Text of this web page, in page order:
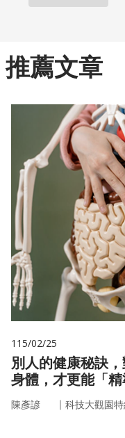
推薦文章
115/02/25
別人的健康秘訣
身體，才更能「精
陳彥諺 ｜ 科技大觀園